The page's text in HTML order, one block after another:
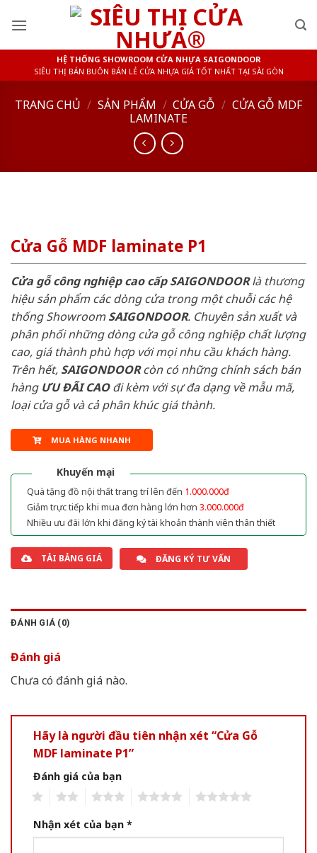
HỆ THỐNG SHOWROOM CỬA NHỰA SAIGONDOOR
SIÊU THỊ BÁN BUÔN BÁN LẺ CỬA NHỰA GIÁ TỐT NHẤT TẠI SÀI GÒN
TRANG CHỦ / SẢN PHẨM / CỬA GỖ / CỬA GỖ MDF
LAMINATE
Cửa Gỗ MDF laminate P1
Cửa gỗ công nghiệp cao cấp SAIGONDOORlà thương
hiệu sản phẩm các dòng cửa trong một chuỗi các hệ
thống ShowroomSAIGONDOOR. Chuyên sản xuất và
phân phối những dòng cửa gỗ công nghiệp chất lượng
cao, giá thành phù hợp với mọi nhu cầu khách hàng.
Trên hết, SAIGONDOORcòn có những chính sách bán
hàng ƯU ĐÃI CAOđi kèm với sự đa dạng về mẫu mã,
loại cửa gỗ và cả phân khúc giá thành.
MUA HÀNG NHANH
Khuyến mại
Quà tặng đồ nội thất trang trí lên đến 1.000.000đ
Giảm trực tiếp khi mua đơn hàng lớn hơn 3.000.000đ
Nhiều ưu đãi lớn khi đăng ký tài khoản thành viên thân thiết
TẢI BẢNG GIÁ ĐĂNG KÝ TƯ VẤN
ĐÁNH GIÁ (0)
Đánh giá
Chưa có đánh giá nào.
Hãy là người đầu tiên nhận xét “Cửa Gỗ
MDF laminate P1”
Đánh giá của bạn
Nhận xét của bạn *